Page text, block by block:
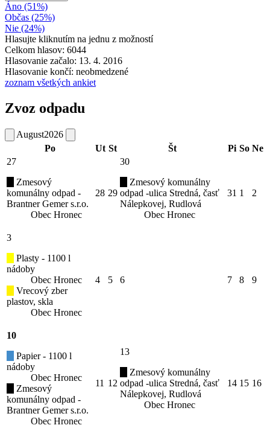
Áno (51%)
Občas (25%)
Nie (24%)
Hlasujte kliknutím na jednu z možností
Celkom hlasov: 6044
Hlasovanie začalo: 13. 4. 2016
Hlasovanie končí: neobmedzené
zoznam všetkých ankiet
Zvoz odpadu
August2026
Po
Ut St Št Pi So Ne
27
Zmesový
komunálny odpad -
Brantner Gemer s.r.o.
Obec Hronec
28 29
30
Zmesový komunálny
odpad -ulica Stredná, časť
Nálepkovej, Rudlová
Obec Hronec
31 1 2
3
Plasty - 1100 l
nádoby
Obec Hronec
Vrecový zber
plastov, skla
Obec Hronec
4 5 6 7 8 9
10
Papier - 1100 l
nádoby
Obec Hronec
Zmesový
komunálny odpad -
Brantner Gemer s.r.o.
Obec Hronec
11 12
13
Zmesový komunálny
odpad -ulica Stredná, časť
Nálepkovej, Rudlová
Obec Hronec
14 15 16